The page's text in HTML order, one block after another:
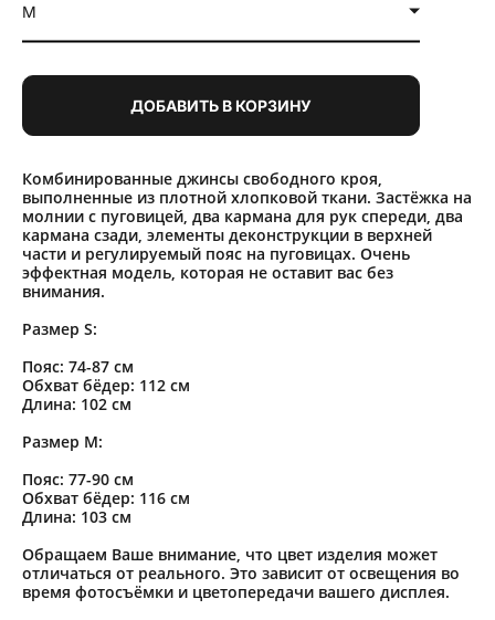
M
ДОБАВИТЬ В КОРЗИНУ
Комбинированные джинсы свободного кроя,
выполненные из плотной хлопковой ткани. Застёжка на
молнии с пуговицей, два кармана для рук спереди, два
кармана сзади, элементы деконструкции в верхней
части и регулируемый пояс на пуговицах. Очень
эффектная модель, которая не оставит вас без
внимания.
Размер S:
Пояс: 74-87 см
Обхват бёдер: 112 см
Длина: 102 см
Размер M:
Пояс: 77-90 см
Обхват бёдер: 116 см
Длина: 103 см
Обращаем Ваше внимание, что цвет изделия может
отличаться от реального. Это зависит от освещения во
время фотосъёмки и цветопередачи вашего дисплея.